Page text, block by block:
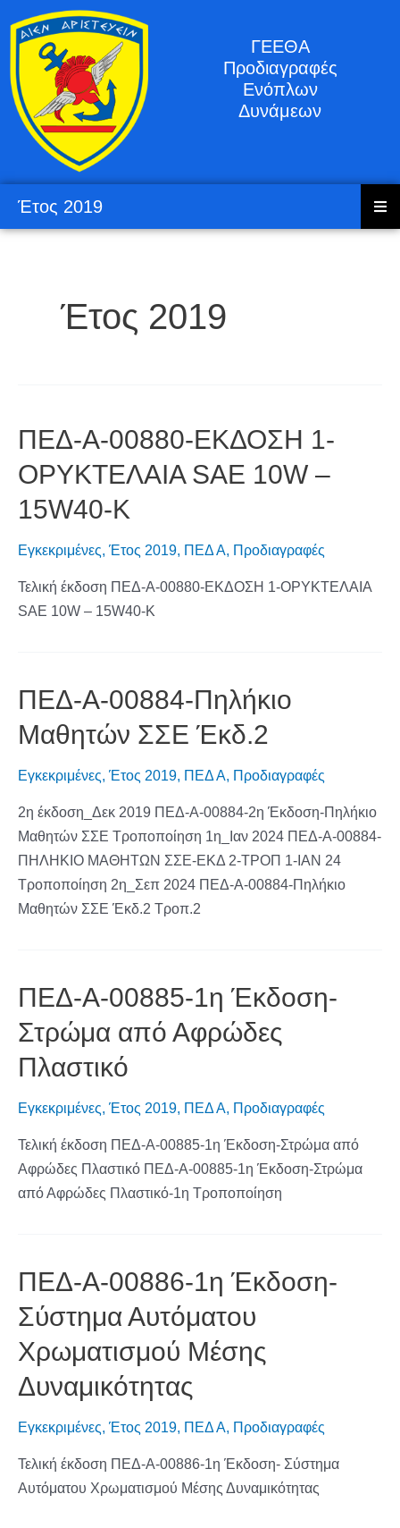
ΓΕΕΘΑ
Προδιαγραφές
Ενόπλων
Δυνάμεων
Έτος 2019
Έτος 2019
ΠΕΔ-Α-00880-ΕΚΔΟΣΗ 1-
ΟΡΥΚΤΕΛΑΙΑ SAE 10W –
15W40-Κ
Εγκεκριμένες, Έτος 2019, ΠΕΔ Α, Προδιαγραφές
Τελική έκδοση ΠΕΔ-Α-00880-ΕΚΔΟΣΗ 1-ΟΡΥΚΤΕΛΑΙΑ
SAE 10W – 15W40-Κ
ΠΕΔ-Α-00884-Πηλήκιο
Μαθητών ΣΣΕ Έκδ.2
Εγκεκριμένες, Έτος 2019, ΠΕΔ Α, Προδιαγραφές
2η έκδοση_Δεκ 2019 ΠΕΔ-Α-00884-2η Έκδοση-Πηλήκιο
Μαθητών ΣΣΕ Τροποποίηση 1η_Ιαν 2024 ΠΕΔ-Α-00884-
ΠΗΛΗΚΙΟ ΜΑΘΗΤΩΝ ΣΣΕ-ΕΚΔ 2-ΤΡΟΠ 1-ΙΑΝ 24
Τροποποίηση 2η_Σεπ 2024 ΠΕΔ-Α-00884-Πηλήκιο
Μαθητών ΣΣΕ Έκδ.2 Τροπ.2
ΠΕΔ-Α-00885-1η Έκδοση-
Στρώμα από Αφρώδες
Πλαστικό
Εγκεκριμένες, Έτος 2019, ΠΕΔ Α, Προδιαγραφές
Τελική έκδοση ΠΕΔ-Α-00885-1η Έκδοση-Στρώμα από
Αφρώδες Πλαστικό ΠΕΔ-Α-00885-1η Έκδοση-Στρώμα
από Αφρώδες Πλαστικό-1η Τροποποίηση
ΠΕΔ-Α-00886-1η Έκδοση-
Σύστημα Αυτόματου
Χρωματισμού Μέσης
Δυναμικότητας
Εγκεκριμένες, Έτος 2019, ΠΕΔ Α, Προδιαγραφές
Τελική έκδοση ΠΕΔ-Α-00886-1η Έκδοση- Σύστημα
Αυτόματου Χρωματισμού Μέσης Δυναμικότητας